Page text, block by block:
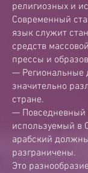
религиозных и
Современный
язык служит
средств
прессы и
— Региональные
значительно
стране.
— Повседневный
используемый в
арабский
разграничены.
Это